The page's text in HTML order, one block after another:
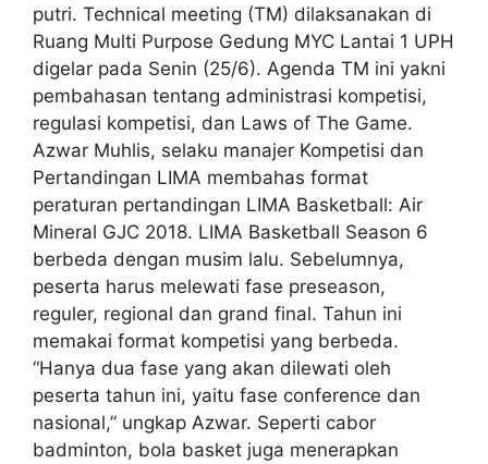
putri. Technical meeting (TM) dilaksanakan di
Ruang Multi Purpose Gedung MYC Lantai 1 UPH
digelar pada Senin (25/6). Agenda TM ini yakni
pembahasan tentang administrasi kompetisi,
regulasi kompetisi, dan Laws of The Game.
Azwar Muhlis, selaku manajer Kompetisi dan
Pertandingan LIMA membahas format
peraturan pertandingan LIMA Basketball: Air
Mineral GJC 2018. LIMA Basketball Season 6
berbeda dengan musim lalu. Sebelumnya,
peserta harus melewati fase preseason,
reguler, regional dan grand final. Tahun ini
memakai format kompetisi yang berbeda.
“Hanya dua fase yang akan dilewati oleh
peserta tahun ini, yaitu fase conference dan
nasional,” ungkap Azwar. Seperti cabor
badminton, bola basket juga menerapkan